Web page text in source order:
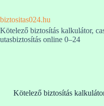
biztositas024.hu
Kötelező biztosítás kalkulátor,
utasbiztosítás online 0–24
Kötelező biztosítás